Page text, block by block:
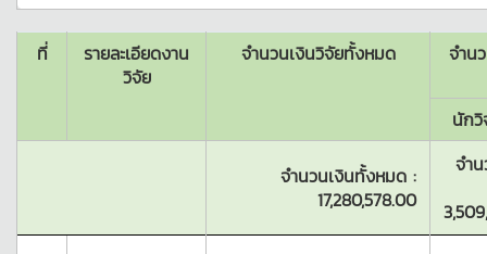
ที่
รายละเอียดงาน
วิจัย
จำนวนเงินวิจัยทั้งหมด จำน
นักวิ
จำนวนเงินทั้งหมด :
17,280,578.00
จำ